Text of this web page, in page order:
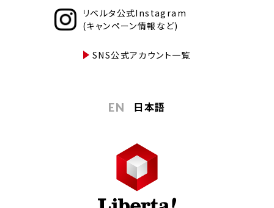
リベルタ公式Instagram
(キャンペーン情報など)
SNS公式アカウント一覧
EN 日本語